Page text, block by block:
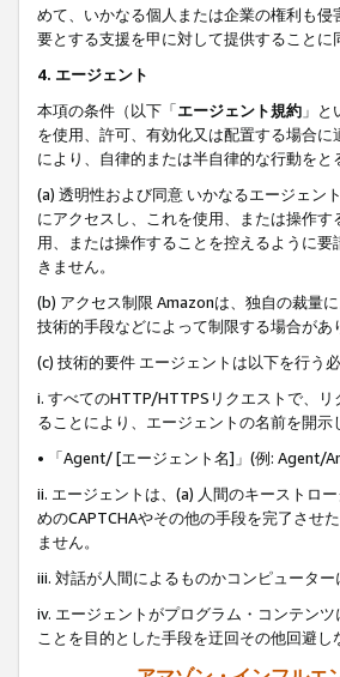
めて、いかなる個人または企業の権利も
要とする支援を甲に対して提供することに
4. エージェント
本項の条件（以下「エージェント規約 」
を使用、許可、有効化又は配置する場合
により、自律的または半自律的な行動を
(a) 透明性および同意 いかなるエージェン
にアクセスし、これを使用、または操作
用、または操作することを控えるように
きません。
(b) アクセス制限 Amazonは、独自の裁量
技術的手段などによって制限する場合があ
(c) 技術的要件 エージェントは以下を行う
i. すべてのHTTP/HTTPSリクエストで、
ることにより、エージェントの名前を開示
• 「Agent/ [エージェント名]」(例: Agent/
ii. エージェントは、(a) 人間のキーストロ
めのCAPTCHAやその他の手段を完了させ
ません。
iii. 対話が人間によるものかコンピュータ
iv. エージェントがプログラム・コンテン
ことを目的とした手段を迂回その他回避し